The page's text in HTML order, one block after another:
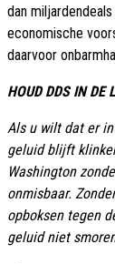
dan
economische
daarvoor
HOUD DDS IN DE
Als u wilt dat er
geluid blijft
Washington
onmisbaar.
opboksen tegen
geluid niet